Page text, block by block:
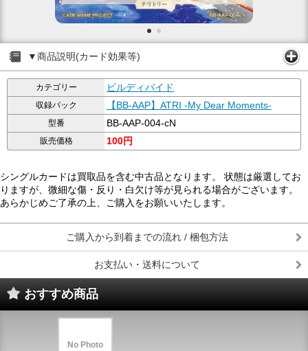
▼商品説明(カード効果等)
カテゴリー ビルディバイド
収録パック 【BB-AAP】ATRI -My Dear Moments-
型番 BB-AAP-004-cN
販売価格 100円
シングルカードは買取品を含む中古品となります。 状態は厳選してお
りますが、微細な傷・反り・白欠け等が見られる場合がございます。
あらかじめご了承の上、ご購入をお願いいたします。
ご購入から到着までの流れ / 梱包方法
お支払い・送料について
おすすめ商品
No Photo